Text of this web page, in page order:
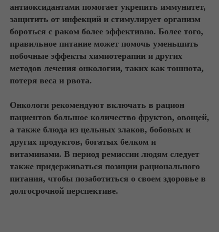
антиоксидантами помогает укрепить иммунитет,
защитить от инфекций и стимулирует организм
бороться с раком более эффективно. Более того,
правильное питание может помочь уменьшить
побочные эффекты химиотерапии и других
методов лечения онкологии, таких как тошнота,
потеря веса и рвота.
Онкологи рекомендуют включать в рацион
пациентов большое количество фруктов, овощей,
а также блюда из цельных злаков, бобовых и
других продуктов, богатых белком и
витаминами. В период ремиссии людям следует
также придерживаться позиции рационального
питания, чтобы позаботиться о своем здоровье в
долгосрочной перспективе.